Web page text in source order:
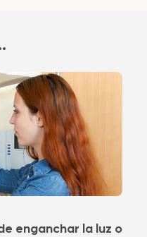
enganchar la luz o